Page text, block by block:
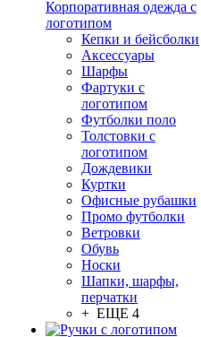
Корпоративная одежда с
логотипом
Кепки и бейсболки
Аксессуары
Шарфы
Фартуки с
логотипом
Футболки поло
Толстовки с
логотипом
Дождевики
Куртки
Офисные рубашки
Промо футболки
Ветровки
Обувь
Носки
Шапки, шарфы,
перчатки
+ ЕЩЕ 4